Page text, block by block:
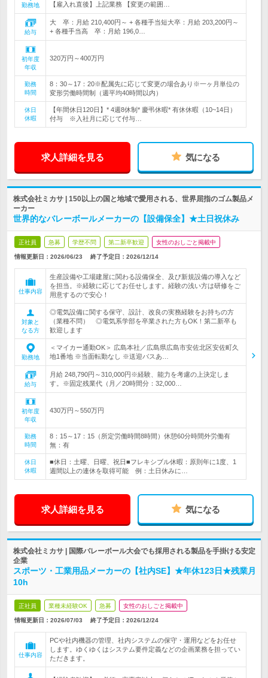
勤務地
【雇入れ直後】上記業務 【変更の範囲…
給与
大 卒：月給 210,400円～ + 各種手当短大卒：月給 203,200円～
+ 各種手当高 卒：月給 196,0…
初年度
年収
320万円～400万円
勤務
時間
8：30～17：20※配属先に応じて変更の場合あり※一ヶ月単位の
変形労働時間制（週平均40時間以内）
休日
休暇
【年間休日120日】* 4週8休制* 慶弔休暇* 有休休暇（10~14日）
付与 ※入社月に応じて付与…
求人詳細を見る 気になる
株式会社ミカサ | 150以上の国と地域で愛用される、世界屈指のゴム製品メ
ーカー
世界的なバレーボールメーカーの【設備保全】★土日祝休み
正社員 急募 学歴不問 第二新卒歓迎 女性のおしごと掲載中
情報更新日：2026/06/23 終了予定日： 2026/12/14
仕事内容
生産設備や工場建屋に関わる設備保全、及び新規設備の導入など
を担当。※経験に応じてお任せします。経験の浅い方は研修をご
用意するので安心！
対象と
なる方
◎電気設備に関する保守、設計、改良の実務経験をお持ちの方
（業種不問） ◎電気系学部を卒業された方もOK！第二新卒も
歓迎します
勤務地
＜マイカー通勤OK＞ 広島本社／広島県広島市安佐北区安佐町久
地1番地 ※当面転勤なし ※送迎バスあ…
給与
月給 248,790円～310,000円※経験、能力を考慮の上決定しま
す。※固定残業代（月／20時間分：32,000…
初年度
年収
430万円～550万円
勤務
時間
8：15～17：15（所定労働時間8時間）休憩60分時間外労働有
無：有
休日
休暇
■休日：土曜、日曜、祝日■フレキシブル休暇：原則年に1度、1
週間以上の連休を取得可能 例：土日休みに…
求人詳細を見る 気になる
株式会社ミカサ | 国際バレーボール大会でも採用される製品を手掛ける安定
企業
スポーツ・工業用品メーカーの【社内SE】★年休123日★残業月
10h
正社員 業種未経験OK 急募 女性のおしごと掲載中
情報更新日：2026/07/03 終了予定日： 2026/12/24
仕事内容
PCや社内機器の管理、社内システムの保守・運用などをお任せ
します。ゆくゆくはシステム要件定義などの企画業務を担ってい
ただきます。